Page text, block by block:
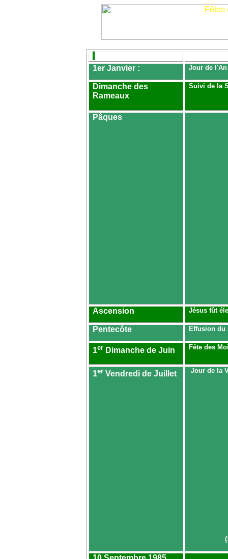
1er Janvier : Jour de l'An
Dimanche des
Rameaux
Suivi de la
Pâques
Ascension Jésus fût
Pentecôte Effusion du
1er Dimanche de Juin Fête des
1er Vendredi de Juillet Jour de la